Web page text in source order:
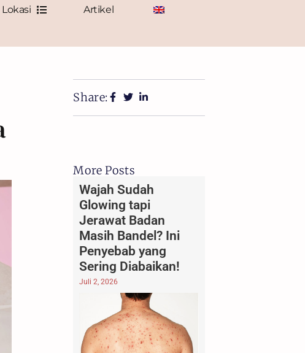
Lokasi Artikel
Share:
More Posts
Wajah Sudah
Glowing tapi
Jerawat Badan
Masih Bandel? Ini
Penyebab yang
Sering Diabaikan!
Juli 2, 2026